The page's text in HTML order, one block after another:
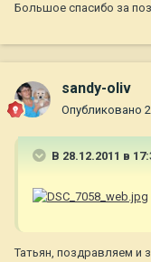
Большое спасибо за
sandy-oliv
Опубликовано
В 28.12.2011 в
Татьян, поздравляем и